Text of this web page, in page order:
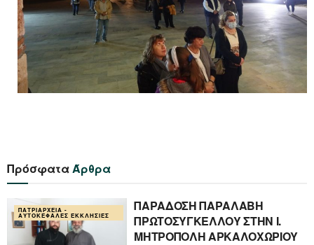
ΠρόσφαταΆρθρα
ΠΑΤΡΙΑΡΧΕΊΑ -
ΑΥΤΟΚΈΦΑΛΕΣ ΕΚΚΛΗΣΊΕΣ
ΠΑΡΑΔΟΣΗ ΠΑΡΑΛΑΒΗ
ΠΡΩΤΟΣΥΓΚΕΛΛΟΥ ΣΤΗΝ Ι.
ΜΗΤΡΟΠΟΛΗ ΑΡΚΑΛΟΧΩΡΙΟΥ